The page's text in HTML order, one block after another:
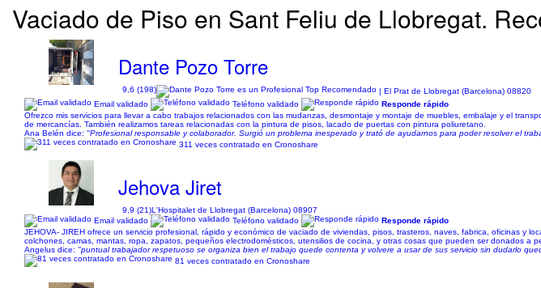
Vaciado de Piso en Sant Feliu de Llobregat.
Dante Pozo Torre
9,6 (198)
| El Prat de Llobregat (Barcelona) 08820
Email validado
Teléfono validado
Responde rápido
Ofrezco mis servicios para llevar a cabo trabajos relacionados con las mudanzas, desmontaje y montaje de muebles, embalaje y el
de mercancías. También realizamos tareas relacionadas con la pintura de pisos, lacado de puertas con pintura poliuretano.
Ana Belén dice: "Profesional responsable y colaborador. Surgió un problema inesperado y trató de ayudarnos para poder resolver el
311 veces contratado en Cronoshare
Jehova Jiret
9,9 (21)L'Hospitalet de Llobregat (Barcelona) 08907
Email validado
Teléfono validado
Responde rápido
JEHOVA- JIREH ofrece un servicio profesional, rápido y económico de vaciado de viviendas, pisos, trasteros, naves, fabrica, oficinas y
colchones, camas, mantas, ropa, zapatos, pequeños electrodomésticos, utensilios de cocina, y otras cosas que pueden ser donados a
Angelus dice: "puntual trabajador respetuoso se organiza bien el trabajo quede contenta y volvere a usar de sus servicio sin dudarlo
81 veces contratado en Cronoshare